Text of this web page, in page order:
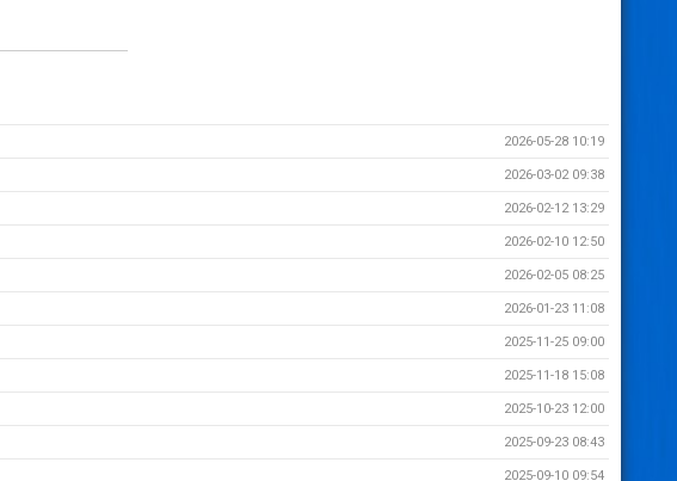
2026-05-28 10:19
2026-03-02 09:38
2026-02-12 13:29
2026-02-10 12:50
2026-02-05 08:25
2026-01-23 11:08
2025-11-25 09:00
2025-11-18 15:08
2025-10-23 12:00
2025-09-23 08:43
2025-09-10 09:54